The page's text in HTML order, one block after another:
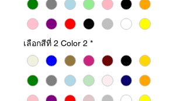
เลือกสีที่ 2 Color 2 *